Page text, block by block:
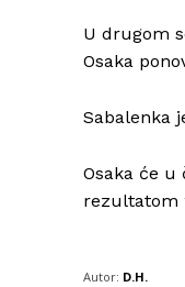
U drugom
Osaka
Sabalenka
Osaka će
rezultatom
Autor: D.H.